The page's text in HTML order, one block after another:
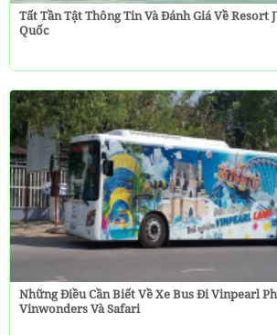
Tất Tần Tật Thông Tin Và Đánh Giá Về
Quốc
Những Điều Cần Biết Về Xe Bus Đi Vinpearl
Vinwonders Và Safari